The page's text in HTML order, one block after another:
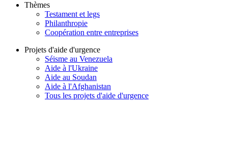
Thèmes
Testament et legs
Philanthropie
Coopération entre entreprises
Projets d'aide d'urgence
Séisme au Venezuela
Aide à l'Ukraine
Aide au Soudan
Aide à l'Afghanistan
Tous les projets d'aide d'urgence